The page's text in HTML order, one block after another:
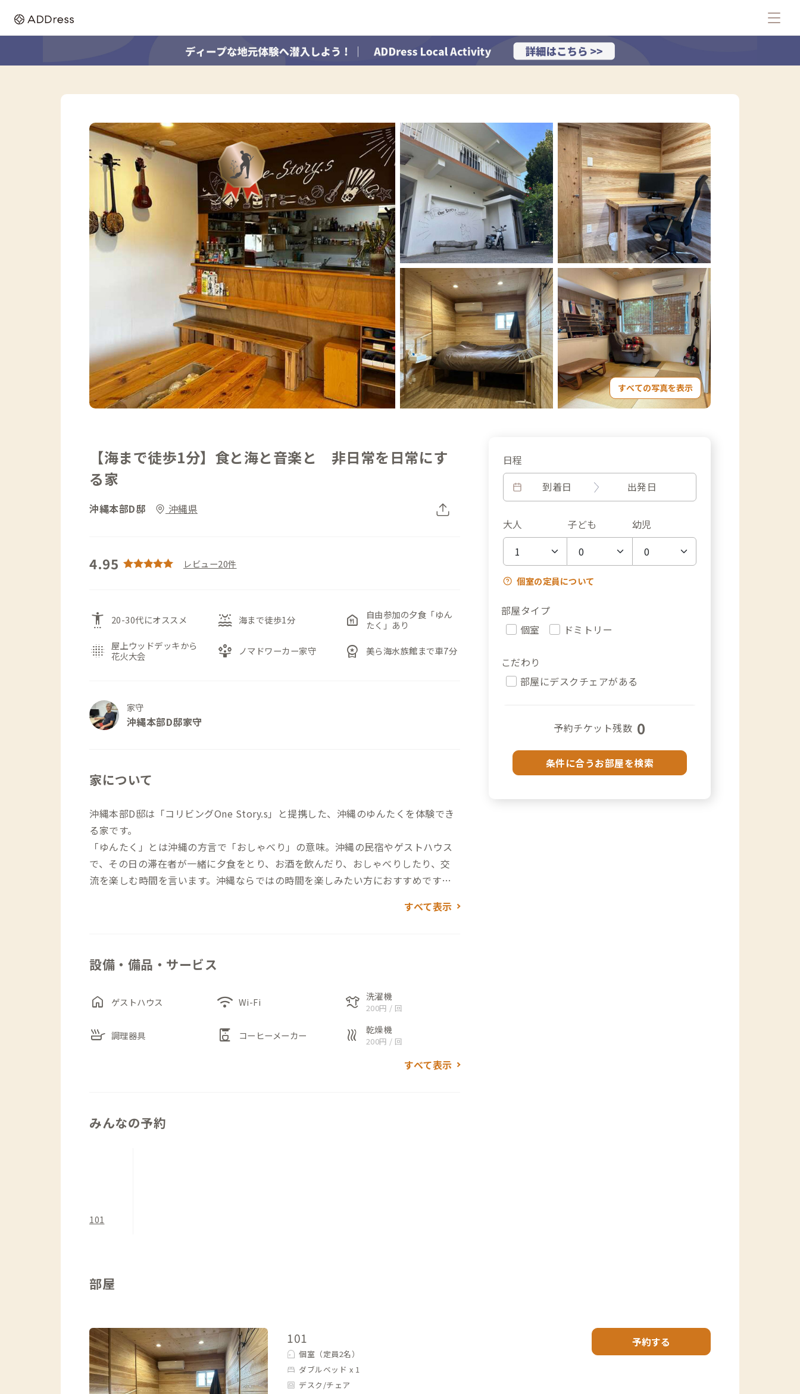
すべての写真を表示
【海まで徒歩1分】食と海と音楽と 非日常を日常にす
る家
沖縄本部D邸 沖縄県
4.95 レビュー20件
settings_accessibility 20-30代にオススメ water_lux 海まで徒歩1分 food_bank
自由参加の夕食「ゆん
たく」あり
blur_on 屋上ウッドデッキから
花火大会
person_play ノマドワーカー家守 workspace_premium 美ら海水族館まで車7分
家守
沖縄本部D邸家守
家について
沖縄本部D邸は「コリビングOne Story.s」と提携した、沖縄のゆんたくを体験でき
る家です。
「ゆんたく」とは沖縄の方言で「おしゃべり」の意味。沖縄の民宿やゲストハウス
で、その日の滞在者が一緒に夕食をとり、お酒を飲んだり、おしゃべりしたり、交
流を楽しむ時間を言います。沖縄ならではの時間を楽しみたい方におすすめです。
家守自身がノマドワーカーということもあり、モニターや仕事用チェアなど、リモ
お仕事が終わったら、専属のマリンガイドがSUP・シュノーケリングで沖縄の美し
昼間は仕事に集中、すき間時間で海を楽しみながら、夜はゆんたくで生ビールとお
いしいごはん。ゆんたくでは三線ライブもあります。そんな非日常を、日常にして
すべて表示
設備・備品・サービス
home ゲストハウス wifi Wi-Fi laundry 洗濯機
200円 / 回
skillet 調理器具 coffee_maker コーヒーメーカー heat 乾燥機
200円 / 回
すべて表示
日程
到着日
出発日
大人 子ども 幼児
個室の定員について
部屋タイプ
個室
ドミトリー
こだわり
部屋にデスクチェアがある
予約チケット残数 0
条件に合うお部屋を検索
みんなの予約
101
部屋
101
個室（定員2名）
ダブルベッド x 1
デスク/チェア
予約する